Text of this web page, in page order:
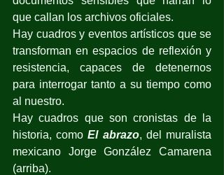
que callan los archivos oficiales.
Hay cuadros y eventos artísticos que se
transforman en espacios de reflexión y
resistencia, capaces de detenernos
para interrogar tanto a su tiempo como
al nuestro.
Hay cuadros que son cronistas de la
historia, como El abrazo, del muralista
mexicano Jorge González Camarena
(arriba).